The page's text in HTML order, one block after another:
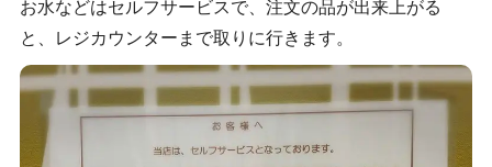
お水などはセルフサービスで、注文の品が出来上がる
と、レジカウンターまで取りに行きます。